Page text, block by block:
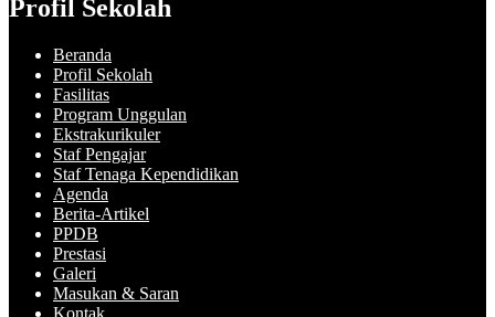
Profil Sekolah
Beranda
Profil Sekolah
Fasilitas
Program Unggulan
Ekstrakurikuler
Staf Pengajar
Staf Tenaga Kependidikan
Agenda
Berita-Artikel
PPDB
Prestasi
Galeri
Masukan & Saran